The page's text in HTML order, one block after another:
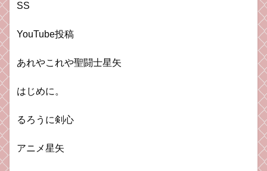
SS
YouTube投稿
あれやこれや聖闘士星矢
はじめに。
るろうに剣心
アニメ星矢